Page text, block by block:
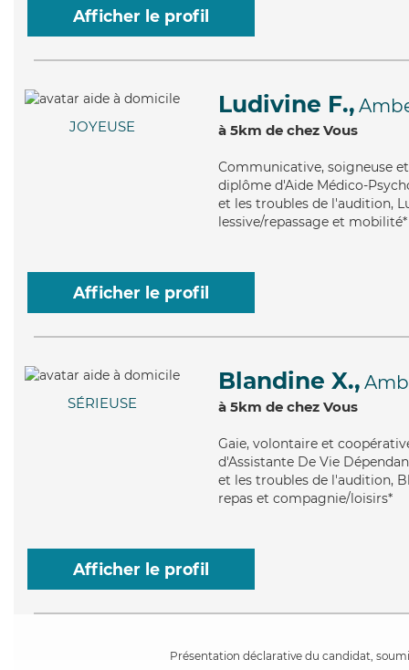
Afficher le profil
JOYEUSE
Ludivine F.,
à 5km de chez Vous
Communicative, soigneuse
diplôme d'Aide Médico-
et les troubles de l'audition,
lessive/repassage et mobilité*
Afficher le profil
SÉRIEUSE
Blandine X.,
à 5km de chez Vous
Gaie, volontaire et
d'Assistante De Vie
et les troubles de l'audition,
repas et compagnie/loisirs*
Afficher le profil
Présentation déclarative du candidat,